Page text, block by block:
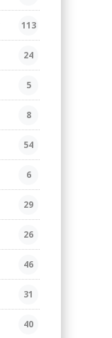
113
24
5
8
54
6
29
26
46
31
40